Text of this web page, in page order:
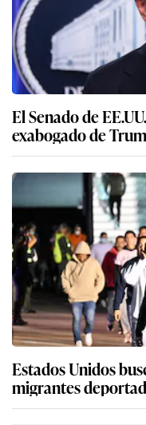
El Senado de
exabogado de
Estados Unidos
migrantes